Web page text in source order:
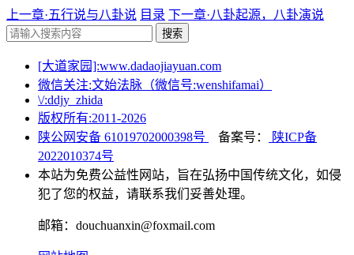
上一章·五行说与八卦说 目录 下一章·八卦起源，八卦演说
搜索
[大道家园]:www.dadaojiayuan.com
微信关注:文始法脉（微信号:wenshifamai）
\/:ddjy_zhida
版权所有:2011-2026
陕公网安备 61019702000398号
备案号：
陕ICP备
2022010374号
本站为免费公益性网站，旨在弘扬中国传统文化，如侵
犯了您的权益，请联系我们妥善处理。
邮箱：douchuanxin@foxmail.com